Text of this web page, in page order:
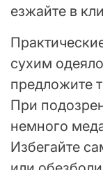
езжайте в
сухим
предложите
При
немного
Избегайте